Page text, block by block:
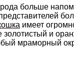
больше
имеет
золотистый и
мраморный